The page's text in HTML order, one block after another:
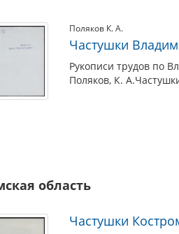
Поляков К. А.
Частушки
Рукописи трудов по
Поляков, К.
область
Частушки